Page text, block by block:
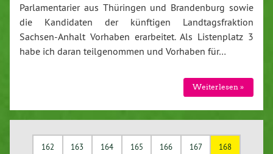
Parlamentarier aus Thüringen und Brandenburg sowie
die Kandidaten der künftigen Landtagsfraktion
Sachsen-Anhalt Vorhaben erarbeitet. Als Listenplatz 3
habe ich daran teilgenommen und Vorhaben für…
Weiterlesen »
162 163 164 165 166 167 168